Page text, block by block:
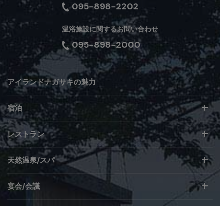
095-898-2202
温浴施設に関するお問い合わせ
095-898-2000
アイランドナガサキの魅力
宿泊
レストラン
天然温泉/スパ
宴会/会議